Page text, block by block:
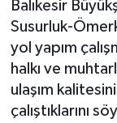
Balıkesir
Susurluk-
yol yapım
halkı ve
ulaşım
çalıştıklarını
Canlı Maç
ÇEVRE
Haber